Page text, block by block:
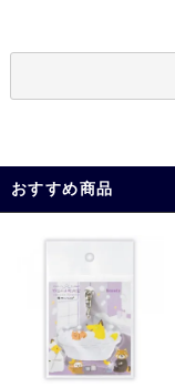
おすすめ商品